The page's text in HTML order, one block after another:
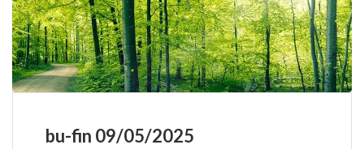
bu-fin 09/05/2025